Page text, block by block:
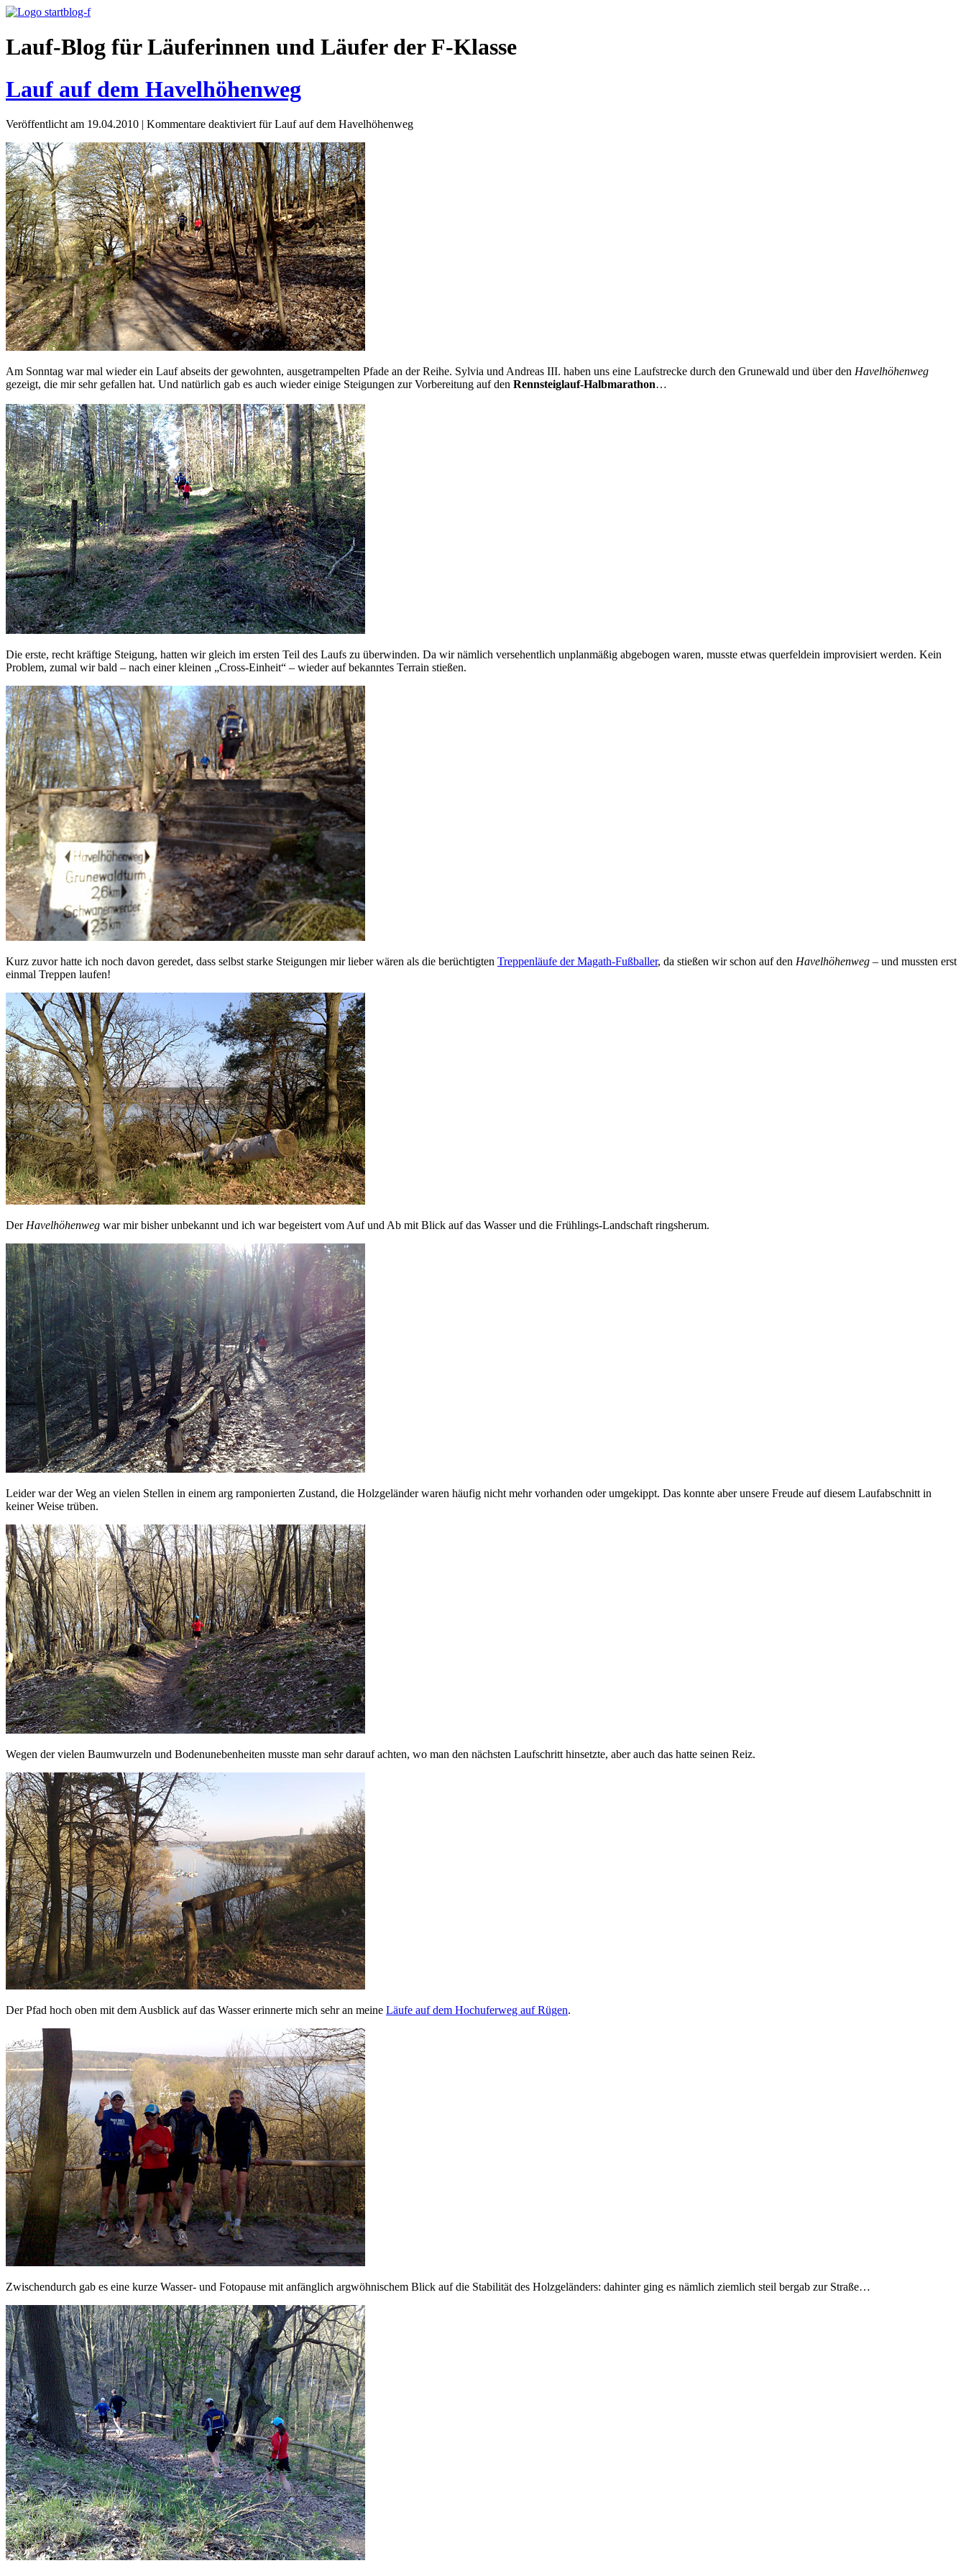
Lauf-Blog für Läuferinnen und Läufer der F-Klasse
Lauf auf dem Havelhöhenweg
Veröffentlicht am 19.04.2010 | Kommentare deaktiviert für Lauf auf dem Havelhöhenweg
Am Sonntag war mal wieder ein Lauf abseits der gewohnten, ausgetrampelten Pfade an der Reihe. Sylvia und Andreas III. haben uns eine Laufstrecke durch den Grunewald und über den Havelhöhenweg
gezeigt, die mir sehr gefallen hat. Und natürlich gab es auch wieder einige Steigungen zur Vorbereitung auf den Rennsteiglauf-Halbmarathon…
Die erste, recht kräftige Steigung, hatten wir gleich im ersten Teil des Laufs zu überwinden. Da wir nämlich versehentlich unplanmäßig abgebogen waren, musste etwas querfeldein improvisiert werden. Kein
Problem, zumal wir bald – nach einer kleinen „Cross-Einheit“ – wieder auf bekanntes Terrain stießen.
Kurz zuvor hatte ich noch davon geredet, dass selbst starke Steigungen mir lieber wären als die berüchtigten Treppenläufe der Magath-Fußballer, da stießen wir schon auf den Havelhöhenweg – und mussten erst
einmal Treppen laufen!
Der Havelhöhenweg war mir bisher unbekannt und ich war begeistert vom Auf und Ab mit Blick auf das Wasser und die Frühlings-Landschaft ringsherum.
Leider war der Weg an vielen Stellen in einem arg ramponierten Zustand, die Holzgeländer waren häufig nicht mehr vorhanden oder umgekippt. Das konnte aber unsere Freude auf diesem Laufabschnitt in
keiner Weise trüben.
Wegen der vielen Baumwurzeln und Bodenunebenheiten musste man sehr darauf achten, wo man den nächsten Laufschritt hinsetzte, aber auch das hatte seinen Reiz.
Der Pfad hoch oben mit dem Ausblick auf das Wasser erinnerte mich sehr an meine Läufe auf dem Hochuferweg auf Rügen.
Zwischendurch gab es eine kurze Wasser- und Fotopause mit anfänglich argwöhnischem Blick auf die Stabilität des Holzgeländers: dahinter ging es nämlich ziemlich steil bergab zur Straße…